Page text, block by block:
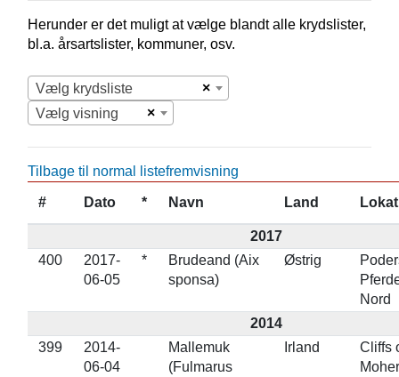
Herunder er det muligt at vælge blandt alle krydslister,
bl.a. årsartslister, kommuner, osv.
×
Vælg krydsliste
×
Vælg visning
Tilbage til normal listefremvisning
# Dato * Navn Land
2017
400
2017-
06-05
*
Brudeand (Aix
sponsa)
Østrig
Nord
2014
399
2014-
06-04
Mallemuk
(Fulmarus
Irland
Cliffs
Moher